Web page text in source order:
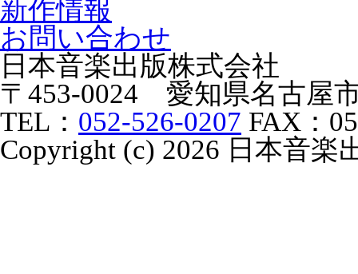
新作情報
お問い合わせ
日本音楽出版株式会社
〒453-0024 愛知県名古屋
TEL： 052-526-0207 FAX：
Copyright (c) 2026 日本音楽